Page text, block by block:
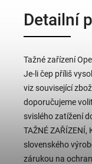
Detailní
Tažné zařízení
Je-li čep příliš
viz související
doporučujeme
svislého zatížení
TAŽNÉ ZAŘÍZENÍ,
slovenského
zárukou na